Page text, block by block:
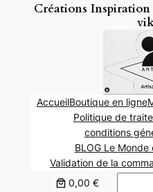
Créations
AccueilBoutique en ligne
Politique de
conditions
BLOG Le Monde
Validation de la
0,00 €